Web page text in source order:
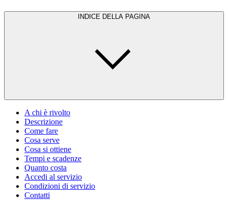
INDICE DELLA PAGINA
A chi è rivolto
Descrizione
Come fare
Cosa serve
Cosa si ottiene
Tempi e scadenze
Quanto costa
Accedi al servizio
Condizioni di servizio
Contatti